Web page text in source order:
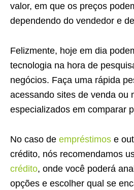
valor, em que os preços
dependendo do vendedor e
Felizmente, hoje em dia
tecnologia na hora de
negócios. Faça uma rápida
acessando sites de venda ou
especializados em comparar
No caso de empréstimos e
crédito, nós recomendamos
crédito, onde você poderá
opções e escolher qual se